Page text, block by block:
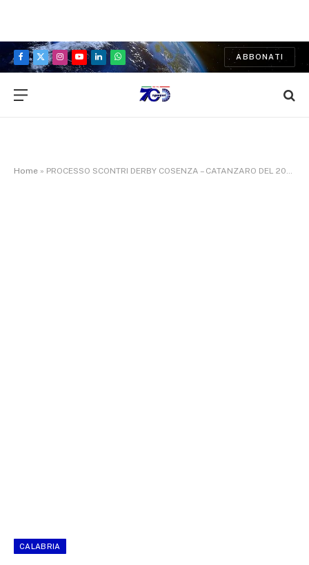
Facebook
X
Instagram
YouTubeLinkedInWhatsApp
ABBONATI
Home » PROCESSO SCONTRI DERBY COSENZA – CATANZARO DEL 2024:ACCOLTA COSTITUZIONE PARTE CIVILE DEL SAP
CALABRIA